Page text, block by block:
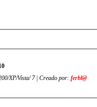
XP/Vista/ 7 | Creado por: ferbl@